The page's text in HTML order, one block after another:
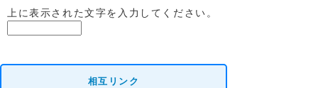
上に表示された文字を入力してください。
相互リンク